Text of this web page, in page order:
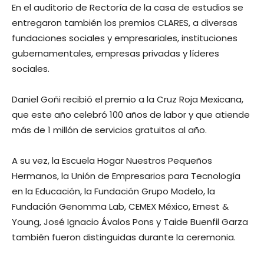
En el auditorio de Rectoría de la casa de estudios se
entregaron también los premios CLARES, a diversas
fundaciones sociales y empresariales, instituciones
gubernamentales, empresas privadas y líderes
sociales.
Daniel Goñi recibió el premio a la Cruz Roja Mexicana,
que este año celebró 100 años de labor y que atiende
más de 1 millón de servicios gratuitos al año.
A su vez, la Escuela Hogar Nuestros Pequeños
Hermanos, la Unión de Empresarios para Tecnología
en la Educación, la Fundación Grupo Modelo, la
Fundación Genomma Lab, CEMEX México, Ernest &
Young, José Ignacio Ávalos Pons y Taide Buenfil Garza
también fueron distinguidas durante la ceremonia.